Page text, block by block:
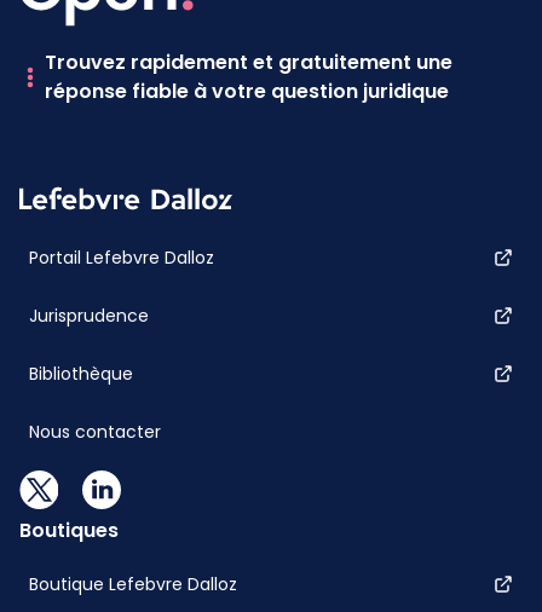
Trouvez rapidement et gratuitement une
réponse fiable à votre question juridique
Portail Lefebvre Dalloz
Jurisprudence
Bibliothèque
Nous contacter
Boutiques
Boutique Lefebvre Dalloz